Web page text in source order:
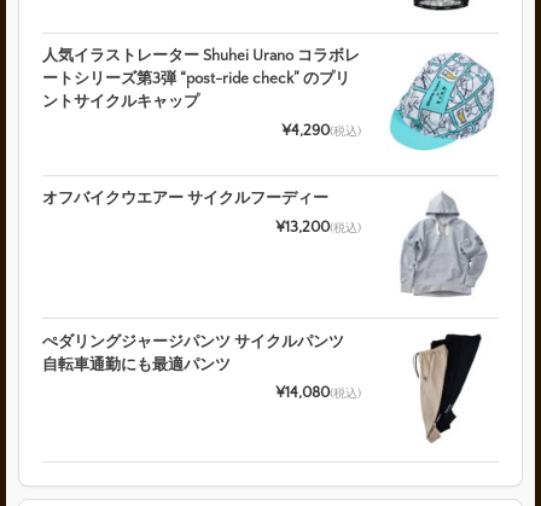
人気イラストレーター Shuhei Urano コラボレ
ートシリーズ第3弾 “post-ride check” のプリ
ントサイクルキャップ
¥4,290(税込)
オフバイクウエアー サイクルフーディー
¥13,200(税込)
ぺダリングジャージパンツ サイクルパンツ
自転車通勤にも最適パンツ
¥14,080(税込)